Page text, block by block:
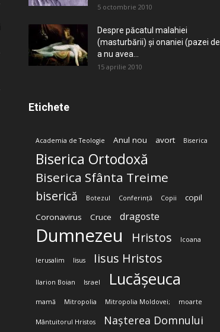
5 octombrie 2010
Despre păcatul malahiei
(masturbării) şi onaniei (pazei de
a nu avea...
15 aprilie 2010
Etichete
Academia de Teologie Anul nou avort Biserica
Biserica Ortodoxă
Biserica Sfânta Treime
biserică Botezul Conferință Copii
copil
Coronavirus
Cruce dragoste
Dumnezeu Hristos Icoana
Ierusalim Iisus Iisus Hristos
Ilarion Boian Israel Lucășeuca
mamă Mitropolia Mitropolia Moldovei; moarte
Mântuitorul Hristos Nașterea Domnului